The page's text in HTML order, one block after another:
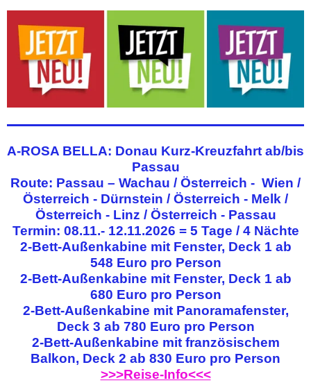
A-ROSA BELLA: Donau Kurz-Kreuzfahrt ab/bis
Passau
Route: Passau – Wachau / Österreich - Wien /
Österreich - Dürnstein / Österreich - Melk /
Österreich - Linz / Österreich - Passau
Termin: 08.11.- 12.11.2026 = 5 Tage / 4 Nächte
2-Bett-Außenkabine mit Fenster, Deck 1 ab
548 Euro pro Person
2-Bett-Außenkabine mit Fenster, Deck 1 ab
680 Euro pro Person
2-Bett-Außenkabine mit Panoramafenster,
Deck 3 ab 780 Euro pro Person
2-Bett-Außenkabine mit französischem
Balkon, Deck 2 ab 830 Euro pro Person
>>>Reise-Info<<<